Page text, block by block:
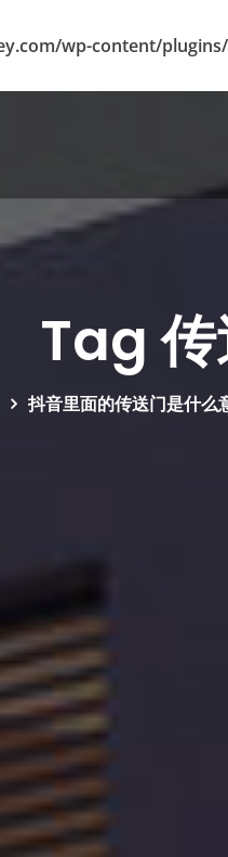
wp-content/plugins/
Tag 传
抖音里面的传送门是什么